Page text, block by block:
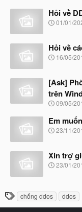
à
y
b
t
đ
ầ
Hỏi về
N
y
b
ắ
ầ
u
01/01/
Hỏi về
N
y
b
ắ
t
ầ
u
16/05/
[Ask]
trên
N
à
y
b
đ
ầ
09/05/
Em
N
y
b
ắ
ầ
u
23/11/
Xin trợ
N
ắ
23/01/
T
h
chống ddos ddos